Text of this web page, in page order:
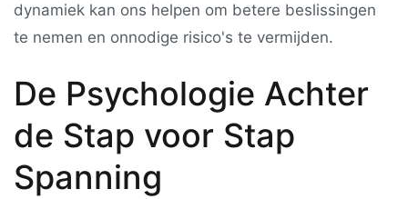
dynamiek kan ons helpen om betere beslissingen
te nemen en onnodige risico's te vermijden.
De Psychologie Achter
de Stap voor Stap
Spanning